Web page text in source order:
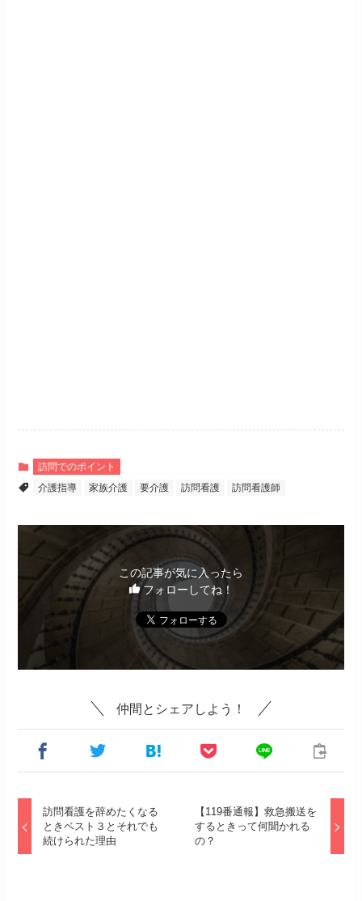
訪問でのポイント
介護指導
家族介護 要介護 訪問看護 訪問看護師
この記事が気に入ったら
フォローしてね！
仲間とシェアしよう！
訪問看護を辞めたくなる
ときベスト３とそれでも
続けられた理由
【119番通報】救急搬送を
するときって何聞かれる
の？